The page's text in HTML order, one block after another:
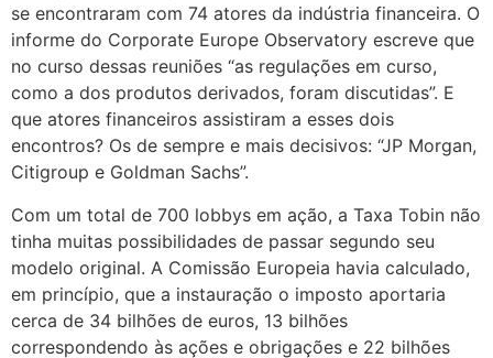
se encontraram com 74 atores da indústria financeira. O
informe do Corporate Europe Observatory escreve que
no curso dessas reuniões “as regulações em curso,
como a dos produtos derivados, foram discutidas”. E
que atores financeiros assistiram a esses dois
encontros? Os de sempre e mais decisivos: “JP Morgan,
Citigroup e Goldman Sachs”.
Com um total de 700 lobbys em ação, a Taxa Tobin não
tinha muitas possibilidades de passar segundo seu
modelo original. A Comissão Europeia havia calculado,
em princípio, que a instauração o imposto aportaria
cerca de 34 bilhões de euros, 13 bilhões
correspondendo às ações e obrigações e 22 bilhões